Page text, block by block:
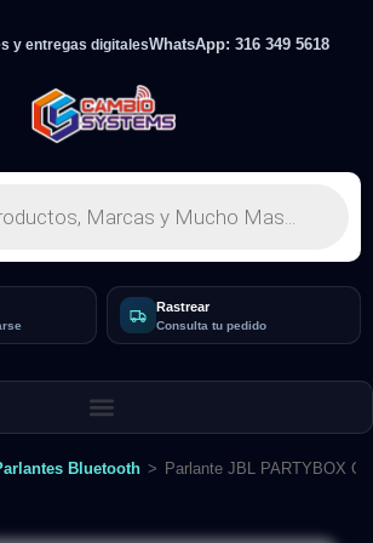
y entregas digitalesWhatsApp: 316 349 5618
Rastrear
Consulta tu pedido
Bluetooth > Parlante JBL PARTYBOX